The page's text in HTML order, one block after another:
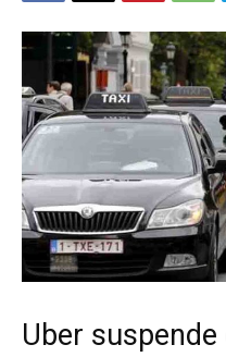
Uber suspende